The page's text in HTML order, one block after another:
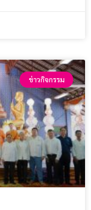
ข่าวกิจกรรม